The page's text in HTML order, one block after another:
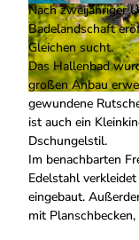
© Uelsen Touristik |CC-BY-SA
© Uelsen Touristik |CC-BY-SA
Nach zweijähriger
Badelandschaft
Gleichen sucht.
Das Hallenbad
großen Anbau
gewundene
ist auch ein
Dschungelstil.
Im benachbarten
Edelstahl
eingebaut.
mit